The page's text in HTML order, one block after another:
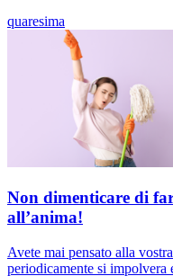
quaresima
Non dimenticare di
all’anima!
Avete mai pensato alla
periodicamente si impolvera